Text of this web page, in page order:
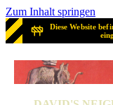
Zum Inhalt springen
Diese Website